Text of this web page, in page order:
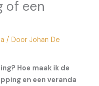
of een
/ DoorJohan De
Hoe maak ik de
en een veranda